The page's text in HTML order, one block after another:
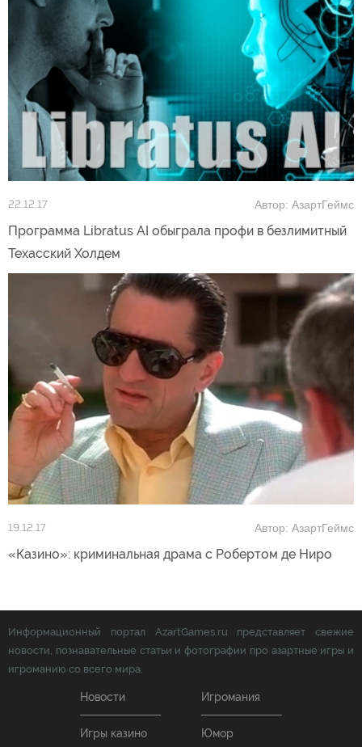
22.12.17 Автор: АзартГеймс
Программа Libratus AI обыграла профи в безлимитный
Техасский Холдем
19.12.17 Автор: АзартГеймс
«Казино»: криминальная драма с Робертом де Ниро
Информационный портал AzartGames.ru представляет свежие
новости, познавательные статьи и фотографии про азартные игры и
игроманию со всего мира.
Новости Игромания
Игры казино Юмор